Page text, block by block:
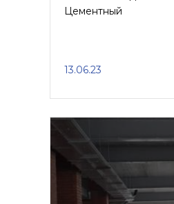
Цементный
13.06.23